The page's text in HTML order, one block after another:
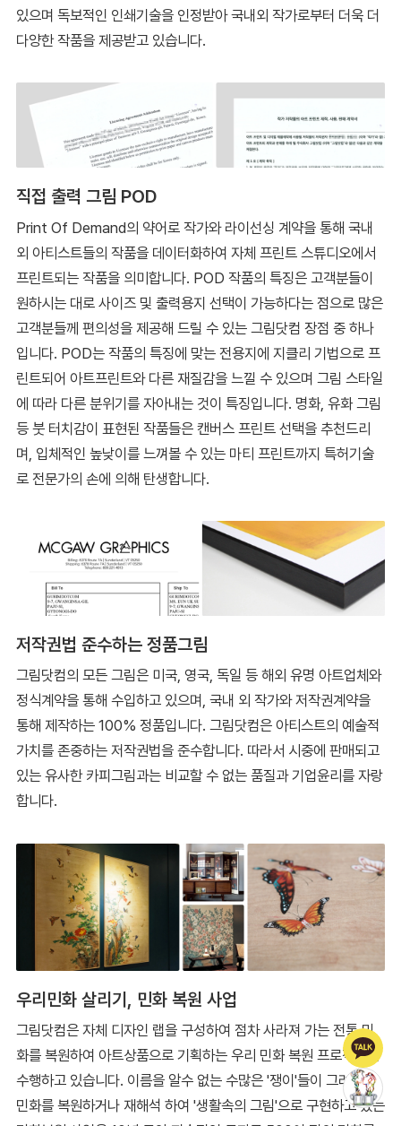
있으며 독보적인 인쇄기술을 인정받아 국내외 작가로부터 더욱 더
다양한 작품을 제공받고 있습니다.
직접 출력 그림 POD
Print Of Demand의 약어로 작가와 라이선싱 계약을 통해 국내
외 아티스트들의 작품을 데이터화하여 자체 프린트 스튜디오에서
프린트되는 작품을 의미합니다. POD 작품의 특징은 고객분들이
원하시는 대로 사이즈 및 출력용지 선택이 가능하다는 점으로 많은
고객분들께 편의성을 제공해 드릴 수 있는 그림닷컴 장점 중 하나
입니다. POD는 작품의 특징에 맞는 전용지에 지클리 기법으로 프
린트되어 아트프린트와 다른 재질감을 느낄 수 있으며 그림 스타일
에 따라 다른 분위기를 자아내는 것이 특징입니다. 명화, 유화 그림
등 붓 터치감이 표현된 작품들은 캔버스 프린트 선택을 추천드리
며, 입체적인 높낮이를 느껴볼 수 있는 마티 프린트까지 특허기술
로 전문가의 손에 의해 탄생합니다.
저작권법 준수하는 정품그림
그림닷컴의 모든 그림은 미국, 영국, 독일 등 해외 유명 아트업체와
정식계약을 통해 수입하고 있으며, 국내 외 작가와 저작권계약을
통해 제작하는 100% 정품입니다. 그림닷컴은 아티스트의 예술적
가치를 존중하는 저작권법을 준수합니다. 따라서 시중에 판매되고
있는 유사한 카피그림과는 비교할 수 없는 품질과 기업윤리를 자랑
합니다.
우리민화 살리기, 민화 복원 사업
그림닷컴은 자체 디자인 랩을 구성하여 점차 사라져 가는 전통 민
화를 복원하여 아트상품으로 기획하는 우리 민화 복원 프로젝트를
수행하고 있습니다. 이름을 알수 없는 수많은 '쟁이'들이 그려놓은
민화를 복원하거나 재해석 하여 '생활속의 그림'으로 구현하고 있는